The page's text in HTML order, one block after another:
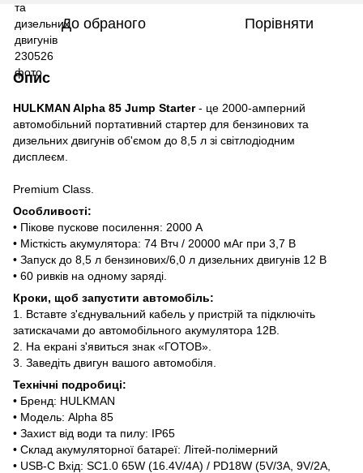
До обраного Порівняти
Опис
HULKMAN Alpha 85 Jump Starter- це 2000-амперний
автомобільний портативний стартер для бензинових та
дизельних двигунів об'ємом до 8,5 л зі світлодіодним
дисплеєм.
Premium Class.
Особливості:
• Пікове пускове посилення: 2000 А
• Місткість акумулятора: 74 Втч / 20000 мАг при 3,7 В
• Запуск до 8,5 л бензинових/6,0 л дизельних двигунів 12 В
• 60 ривків на одному заряді.
Кроки, щоб запустити автомобіль:
1. Вставте з'єднувальний кабель у пристрій та підключіть
затискачами до автомобільного акумулятора 12В.
2. На екрані з'явиться знак «ГОТОВ».
3. Заведіть двигун вашого автомобіля.
Технічні подробиці:
• Бренд: HULKMAN
• Модель: Alpha 85
• Захист від води та пилу: IP65
• Склад акумуляторної батареї: Літей-полімерний
• USB-C Вхід: SC1.0 65W (16.4V/4A) / PD18W (5V/3А, 9V/2А,